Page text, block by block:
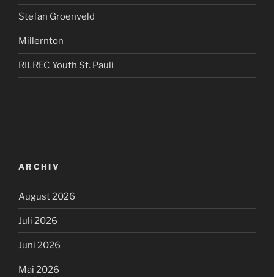
Stefan Groenveld
Millernton
RILREC Youth St. Pauli
ARCHIV
August 2026
Juli 2026
Juni 2026
Mai 2026